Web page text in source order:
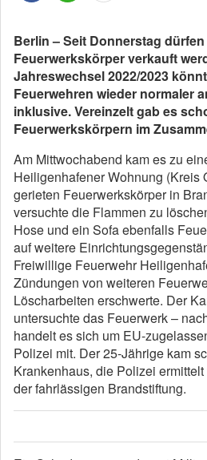
Berlin – Seit Donnerstag
Feuerwerkskörper verkauft
Jahreswechsel 2022/2023
Feuerwehren wieder normaler
inklusive. Vereinzelt gab es
Feuerwerkskörpern im
Am Mittwochabend kam es zu
Heiligenhafener Wohnung (Kreis
gerieten Feuerwerkskörper in
versuchte die Flammen zu
Hose und ein Sofa ebenfalls
auf weitere
Freiwillige Feuerwehr
Zündungen von weiteren
Löscharbeiten erschwerte. Der
untersuchte das Feuerwerk –
handelt es sich um EU-
Polizei mit. Der 25-Jährige kam
Krankenhaus, die Polizei
der fahrlässigen Brandstiftung.